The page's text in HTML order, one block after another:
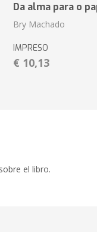
Da alma para o
Bry Machado
IMPRESO
€ 10,13
el libro.